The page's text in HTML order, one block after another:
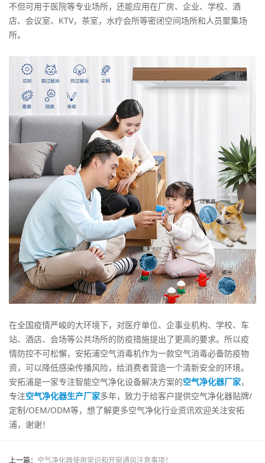
不但可用于医院等专业场所，还能应用在厂房、企业、学校、酒
店、会议室、KTV，茶室，水疗会所等密闭空间场所和人员聚集场
所。
在全国疫情严峻的大环境下，对医疗单位、企事业机构、学校、车
站、酒店、会场等公共场所的防疫措施提出了更高的要求。所以疫
情防控不可松懈，安拓浦空气消毒机作为一款空气消毒必备防疫物
资，可以降低感染传播风险，给消费者营造一个清新安全的环境。
安拓浦是一家专注智能空气净化设备解决方案的空气净化器厂家，
专注空气净化器生产厂家多年，致力于给客户提供空气净化器贴牌/
定制/OEM/ODM等，想了解更多空气净化行业资讯欢迎关注安拓
浦，谢谢！
上一篇： 空气净化器使用常识和开窗通风注意事项！